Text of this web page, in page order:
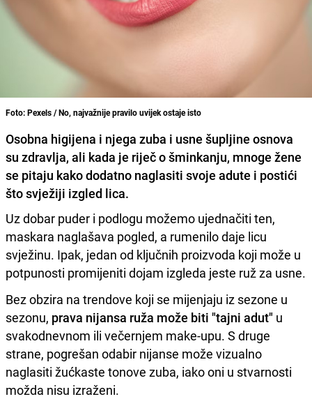
Foto: Pexels / No, najvažnije pravilo uvijek ostaje isto
Osobna higijena i njega zuba i usne šupljine osnova
su zdravlja, ali kada je riječ o šminkanju, mnoge žene
se pitaju kako dodatno naglasiti svoje adute i postići
što svježiji izgled lica.
Uz dobar puder i podlogu možemo ujednačiti ten,
maskara naglašava pogled, a rumenilo daje licu
svježinu. Ipak, jedan od ključnih proizvoda koji može u
potpunosti promijeniti dojam izgleda jeste ruž za usne.
Bez obzira na trendove koji se mijenjaju iz sezone u
sezonu, prava nijansa ruža može biti "tajni adut" u
svakodnevnom ili večernjem make-upu. S druge
strane, pogrešan odabir nijanse može vizualno
naglasiti žućkaste tonove zuba, iako oni u stvarnosti
možda nisu izraženi.